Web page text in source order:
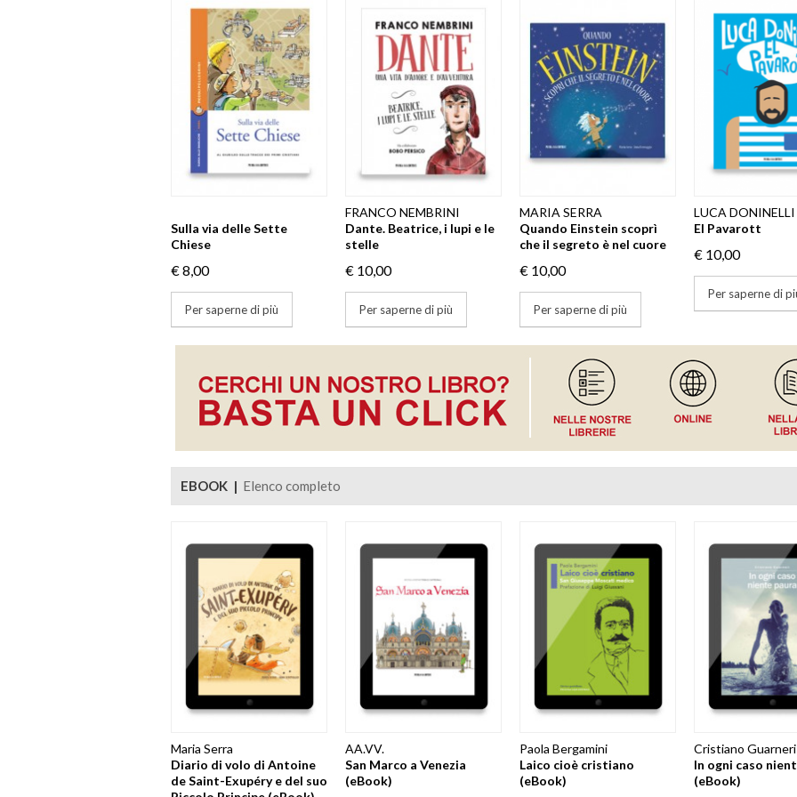
Sulla via delle Sette
Chiese
€ 8,00
Per saperne di più
FRANCO NEMBRINI
Dante. Beatrice, i lupi e le
stelle
€ 10,00
Per saperne di più
MARIA SERRA
Quando Einstein scoprì
che il segreto è nel cuore
€ 10,00
Per saperne di più
LUCA DONINELLI
El Pavarott
€ 10,00
Per saperne di
EBOOK | Elenco completo
Maria Serra
Diario di volo di Antoine
de Saint-Exupéry e del suo
AA.VV.
San Marco a Venezia
(eBook)
Paola Bergamini
Laico cioè cristiano
(eBook)
Cristiano Guarneri
In ogni caso
(eBook)